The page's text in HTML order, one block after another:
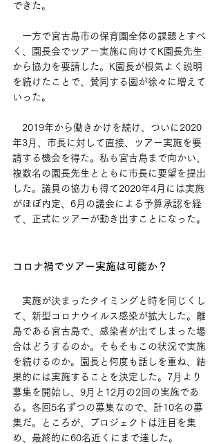
できた。
一方で宮古島市の保育園全体の課題とすべ
く、園長会でツアー実施に向けてK園長先生
から協力を要請した。K園長が根気よく説明
を続けたことで、賛同する園が徐々に増えて
いった。
2019年から働きかけを続け、ついに2020
年3月、市長に対して直接、ツアー実施を要
請する機会を得た。私も宮古島まで向かい、
複数名の園長先生とともに市長に要望を提出
した。議員の協力も得て2020年4月には実施
がほぼ内定、6月の議会による予算承認を経
て、正式にツアーが動き出すことになった。
コロナ禍でツアー実施は可能か？
実施が決まったタイミングと時を同じくし
て、新型コロナウイルス感染が拡大した。離
島である宮古島で、感染者が出てしまった場
合はどうするのか。そもそもこの状況で実施
を続けるのか。園長と何度も話しを重ね、結
果的には実施することを決定した。7月より
募集を開始し、9月と12月の2回の実施であ
る。各回5名ずつの募集なので、計10名の募
集だ。ところが、プロジェクトは注目を集
め、最終的に60名近くにまで達した。